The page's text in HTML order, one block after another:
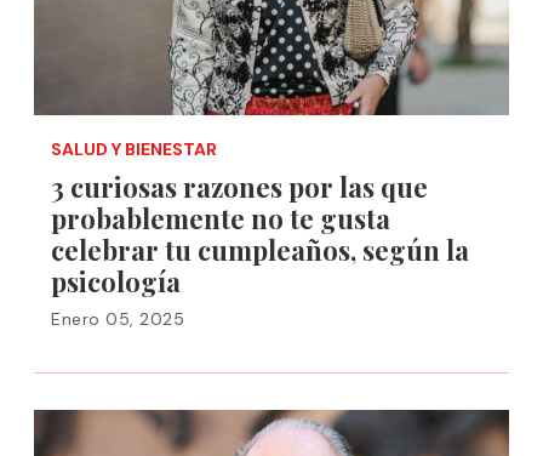
SALUD Y BIENESTAR
3 curiosas razones por las que
probablemente no te gusta
celebrar tu cumpleaños, según la
psicología
Enero 05, 2025